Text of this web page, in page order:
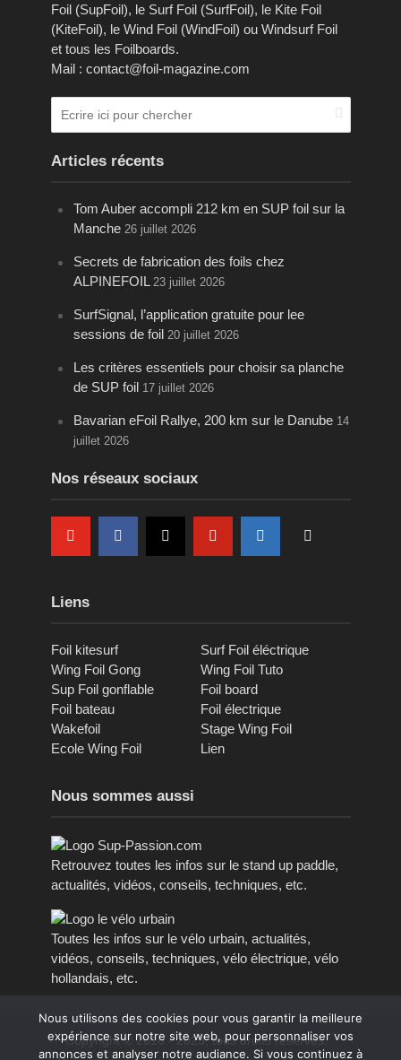
Foil (SupFoil), le Surf Foil (SurfFoil), le Kite Foil
(KiteFoil), le Wind Foil (WindFoil) ou Windsurf Foil
et tous les Foilboards.
Mail : contact@foil-magazine.com
Articles récents
Tom Auber accompli 212 km en SUP foil sur la
Manche 26 juillet 2026
Secrets de fabrication des foils chez
ALPINEFOIL 23 juillet 2026
SurfSignal, l’application gratuite pour lee
sessions de foil 20 juillet 2026
Les critères essentiels pour choisir sa planche
de SUP foil 17 juillet 2026
Bavarian eFoil Rallye, 200 km sur le Danube 14
juillet 2026
Nos réseaux sociaux
Liens
Foil kitesurf
Surf Foil éléctrique
Wing Foil Gong
Wing Foil Tuto
Sup Foil gonflable
Foil board
Foil bateau
Foil électrique
Wakefoil
Stage Wing Foil
Ecole Wing Foil
Lien
Nous sommes aussi
Retrouvez toutes les infos sur le stand up paddle,
actualités, vidéos, conseils, techniques, etc.
Toutes les infos sur le vélo urbain, actualités,
vidéos, conseils, techniques, vélo électrique, vélo
hollandais, etc.
Copyright © 2016 - 2023, tous droits réservés.
Nous utilisons des cookies pour vous garantir la meilleure
expérience sur notre site web, pour personnaliser vos
annonces et analyser notre audiance. Si vous continuez à